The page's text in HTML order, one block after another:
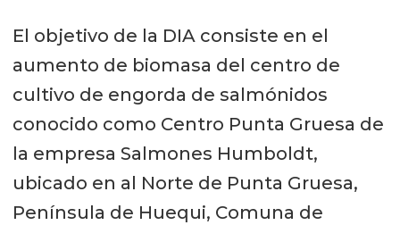
El objetivo de la DIA consiste en el
aumento de biomasa del centro de
cultivo de engorda de salmónidos
conocido como Centro Punta Gruesa de
la empresa Salmones Humboldt,
ubicado en al Norte de Punta Gruesa,
Península de Huequi, Comuna de